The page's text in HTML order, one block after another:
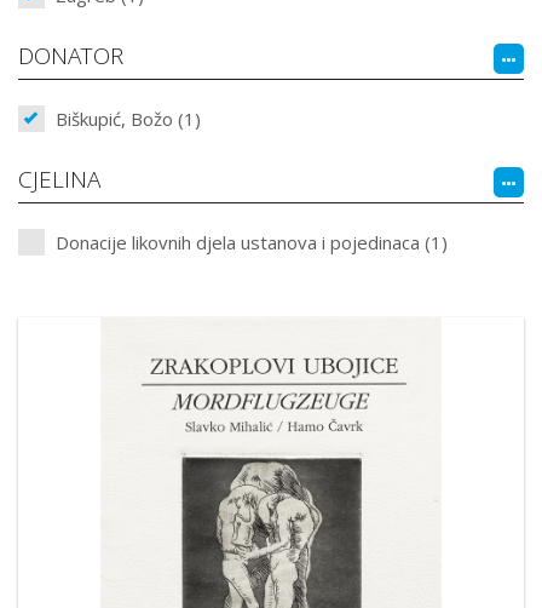
DONATOR
Biškupić, Božo (1)
CJELINA
Donacije likovnih djela ustanova i pojedinaca (1)